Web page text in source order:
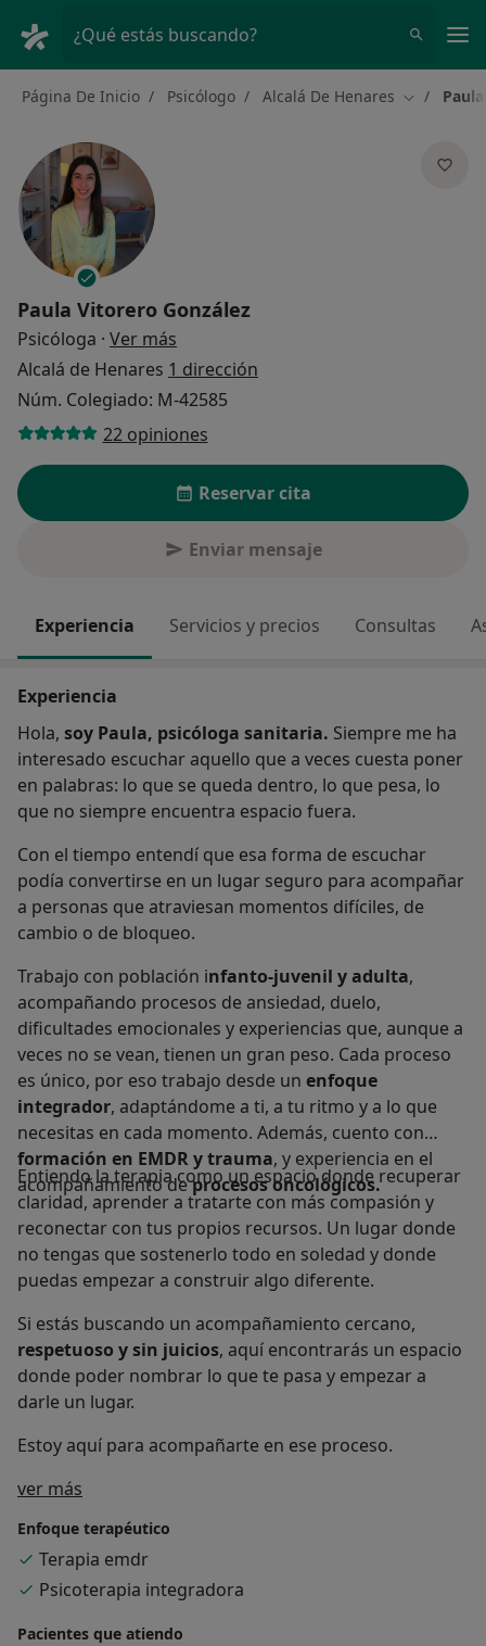
¿Qué estás buscando?
Página De Inicio Psicólogo Alcalá De Henares Cambiar
Paula Vitorero González
Psicóloga · Ver más
Alcalá de Henares 1 dirección
Núm. Colegiado: M-42585
22 opiniones
Reservar cita
Enviar mensaje
Experiencia Servicios y precios Consultas
Experiencia
Hola, soy Paula, psicóloga sanitaria. Siempre me ha
interesado escuchar aquello que a veces cuesta poner
en palabras: lo que se queda dentro, lo que pesa, lo
que no siempre encuentra espacio fuera.
Con el tiempo entendí que esa forma de escuchar
podía convertirse en un lugar seguro para acompañar
a personas que atraviesan momentos difíciles, de
cambio o de bloqueo.
Trabajo con población infanto-juvenil y adulta,
acompañando procesos de ansiedad, duelo,
dificultades emocionales y experiencias que, aunque a
veces no se vean, tienen un gran peso. Cada proceso
es único, por eso trabajo desde un enfoque
integrador, adaptándome a ti, a tu ritmo y a lo que
necesitas en cada momento. Además, cuento con
formación en EMDR y trauma, y experiencia en el
acompañamiento deprocesos oncológicos.
Entiendo la terapia como un espacio donde recuperar
claridad, aprender a tratarte con más compasión y
reconectar con tus propios recursos. Un lugar donde
no tengas que sostenerlo todo en soledad y donde
puedas empezar a construir algo diferente.
Si estás buscando un acompañamiento cercano,
respetuoso y sin juicios, aquí encontrarás un espacio
donde poder nombrar lo que te pasa y empezar a
darle un lugar.
Estoy aquí para acompañarte en ese proceso.
ver más
Enfoque terapéutico
Terapia emdr
Psicoterapia integradora
Pacientes que atiendo